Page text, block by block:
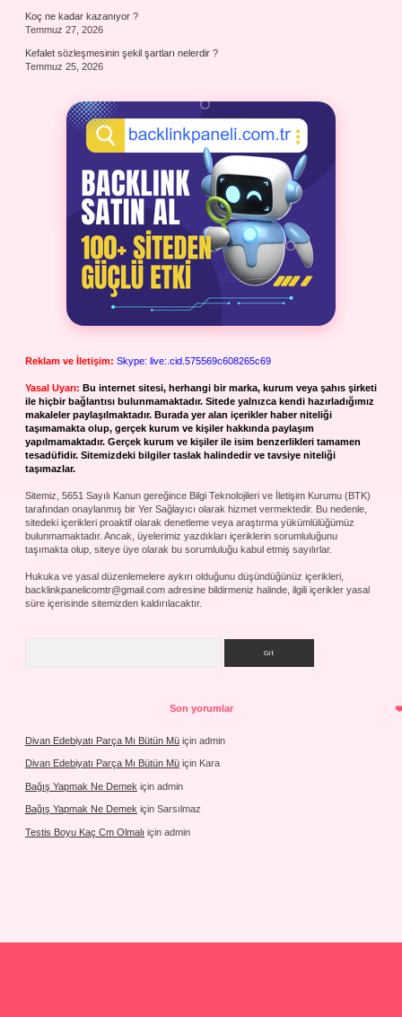
Koç ne kadar kazanıyor ?
Temmuz 27, 2026
Kefalet sözleşmesinin şekil şartları nelerdir ?
Temmuz 25, 2026
Reklam ve İletişim: Skype: live:.cid.575569c608265c69
Yasal Uyarı: Bu internet sitesi, herhangi bir marka, kurum veya şahıs şirketi
ile hiçbir bağlantısı bulunmamaktadır. Sitede yalnızca kendi hazırladığımız
makaleler paylaşılmaktadır. Burada yer alan içerikler haber niteliği
taşımamakta olup, gerçek kurum ve kişiler hakkında paylaşım
yapılmamaktadır. Gerçek kurum ve kişiler ile isim benzerlikleri tamamen
tesadüfidir. Sitemizdeki bilgiler taslak halindedir ve tavsiye niteliği
taşımazlar.
Sitemiz, 5651 Sayılı Kanun gereğince Bilgi Teknolojileri ve İletişim Kurumu (BTK)
tarafından onaylanmış bir Yer Sağlayıcı olarak hizmet vermektedir. Bu nedenle,
sitedeki içerikleri proaktif olarak denetleme veya araştırma yükümlülüğümüz
bulunmamaktadır. Ancak, üyelerimiz yazdıkları içeriklerin sorumluluğunu
taşımakta olup, siteye üye olarak bu sorumluluğu kabul etmiş sayılırlar.
Hukuka ve yasal düzenlemelere aykırı olduğunu düşündüğünüz içerikleri,
backlinkpanelicomtr@gmail.com adresine bildirmeniz halinde, ilgili içerikler yasal
süre içerisinde sitemizden kaldırılacaktır.
Son yorumlar
Divan Edebiyatı Parça Mı Bütün Mü için admin
Divan Edebiyatı Parça Mı Bütün Mü için Kara
Bağış Yapmak Ne Demek için admin
Bağış Yapmak Ne Demek için Sarsılmaz
Testis Boyu Kaç Cm Olmalı için admin